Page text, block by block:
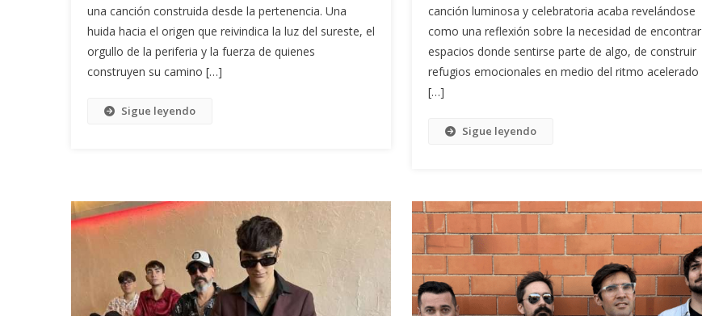
una canción construida desde la pertenencia. Una
huida hacia el origen que reivindica la luz del sureste, el
orgullo de la periferia y la fuerza de quienes
construyen su camino […]
Sigue leyendo
canción luminosa y celebratoria acaba revelándose
como una reflexión sobre la necesidad de encontrar
espacios donde sentirse parte de algo, de construir
refugios emocionales en medio del ritmo acelerado
[…]
Sigue leyendo